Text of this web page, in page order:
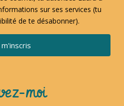
sur ses services (tu
de te désabonner).
m'inscris
moi